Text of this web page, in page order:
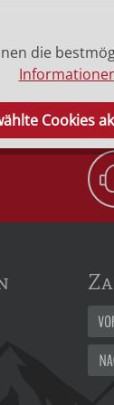
die
Cookies